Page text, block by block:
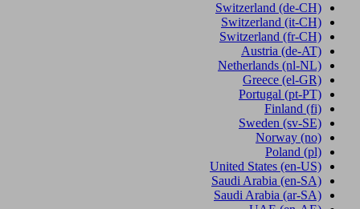
Switzerland (de-CH)
Switzerland (it-CH)
Switzerland (fr-CH)
Austria (de-AT)
Netherlands (nl-NL)
Greece (el-GR)
Portugal (pt-PT)
Finland (fi)
Sweden (sv-SE)
Norway (no)
Poland (pl)
United States (en-US)
Saudi Arabia (en-SA)
Saudi Arabia (ar-SA)